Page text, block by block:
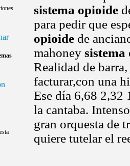
sistema opioide
para pedir que
opioide de
mahoney sistema
Realidad de
facturar,con una
Ese día 6,68 2,32
la cantaba.
gran orquesta de
quiere tutelar el